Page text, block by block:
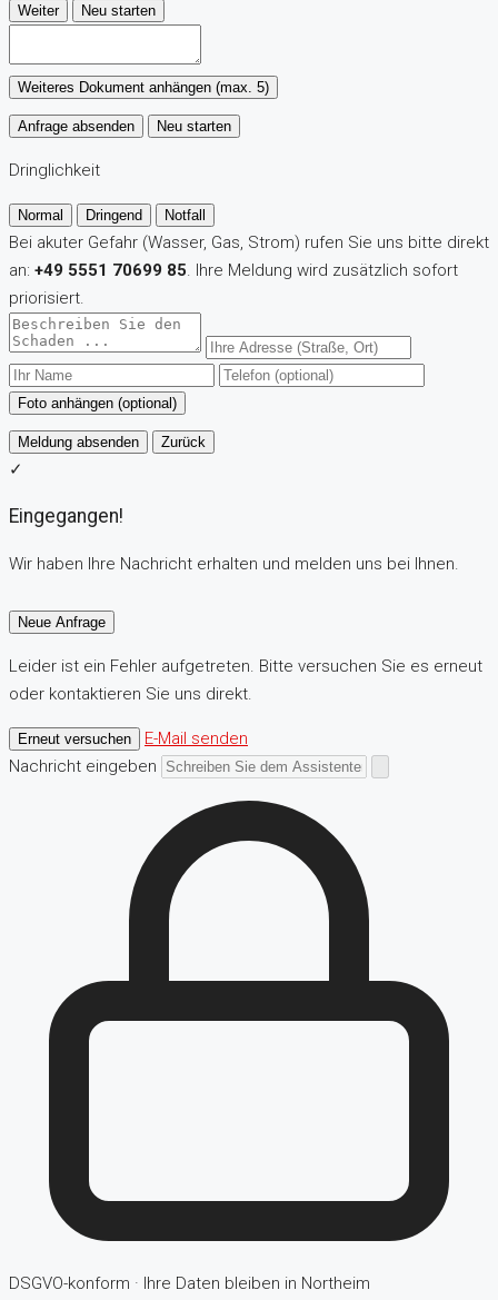
Weiter Neu starten
Weiteres Dokument anhängen (max. 5)
Anfrage absenden Neu starten
Dringlichkeit
Normal Dringend Notfall
Bei akuter Gefahr (Wasser, Gas, Strom) rufen Sie uns bitte direkt
an: +49 5551 70699 85. Ihre Meldung wird zusätzlich sofort
priorisiert.
Foto anhängen (optional)
Meldung absenden Zurück
✓
Eingegangen!
Wir haben Ihre Nachricht erhalten und melden uns bei Ihnen.
Neue Anfrage
Leider ist ein Fehler aufgetreten. Bitte versuchen Sie es erneut
oder kontaktieren Sie uns direkt.
Erneut versuchen
E-Mail senden
Nachricht eingeben
DSGVO-konform · Ihre Daten bleiben in Northeim